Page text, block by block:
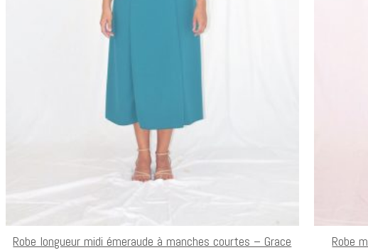
Robe longueur midi émeraude à manches courtes – Grace Robe